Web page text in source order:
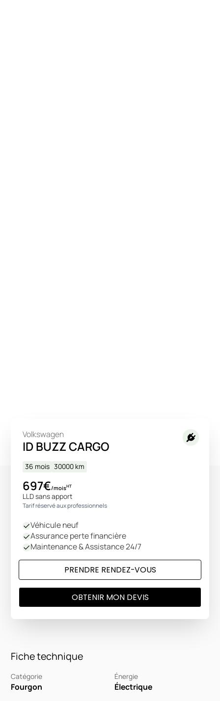
Fiche technique
Catégorie
Fourgon
Énergie
Électrique
Volkswagen
ID BUZZ CARGO
36 mois 30000 km
697€/moisHT
LLD sans apport
Tarif réservé aux professionnels
Véhicule neuf
Assurance perte financière
Maintenance & Assistance 24/7
PRENDRE RENDEZ-VOUS
OBTENIR MON DEVIS